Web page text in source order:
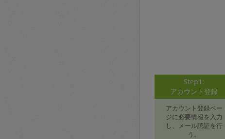
Step1:
アカウント登録
アカウント登録ペー
ジに必要情報を入力
し、メール認証を行
う。